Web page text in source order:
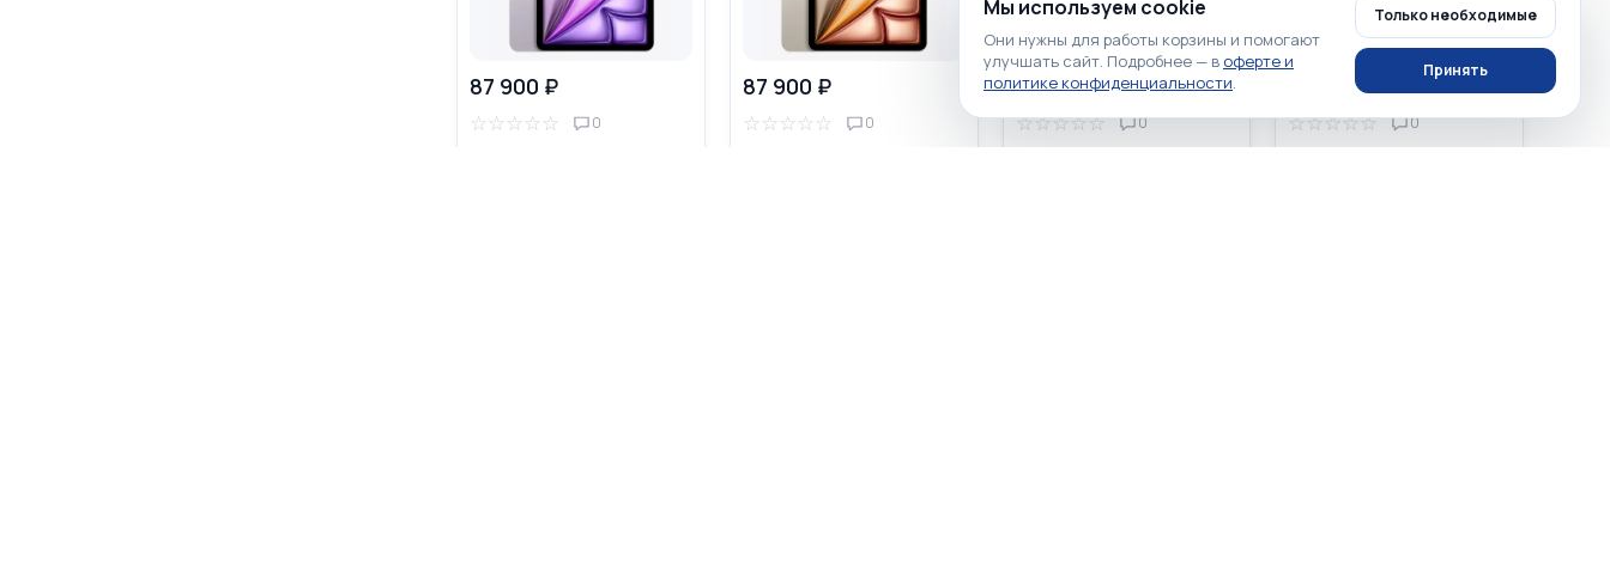
87 900 ₽
☆☆☆☆☆ 0
87 900 ₽
☆☆☆☆☆ 0
87 900 ₽
☆☆☆☆☆ 0
Apple iPad Air 11" 2026 M4
89 900 ₽
☆☆☆☆☆ 0
Apple iPad Air 11" 2025 256GB
Мы используем cookie
Они нужны для работы корзины и помогают
улучшать сайт. Подробнее — в оферте и
политике конфиденциальности.
Только необходимые
Принять